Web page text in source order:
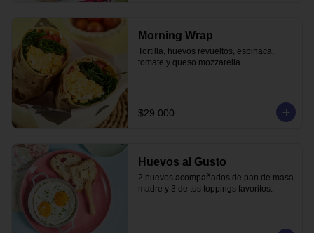
Morning Wrap
Tortilla, huevos revueltos, espinaca,
tomate y queso mozzarella.
$29.000
Huevos al Gusto
2 huevos acompañados de pan de masa
madre y 3 de tus toppings favoritos.